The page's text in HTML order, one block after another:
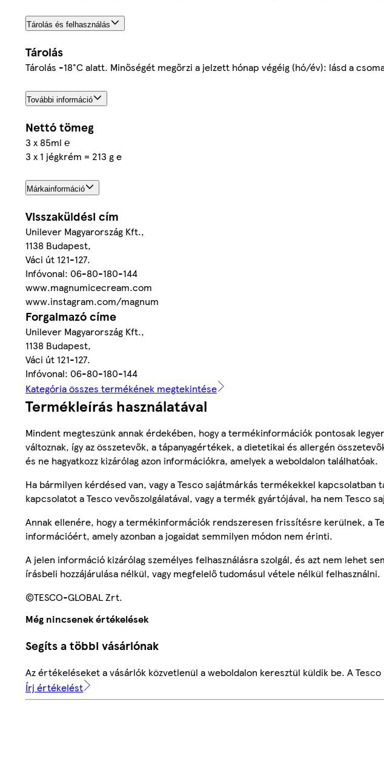
Tárolás és felhasználás
Tárolás
Tárolás -18°C alatt. Minőségét megőrzi a jelzett hónap végéig (hó/év): lásd a
További információ
Nettó tömeg
3 x 85ml ℮
3 x 1 jégkrém = 213 g e
Márkainformáció
Visszaküldési cím
Unilever Magyarország Kft.,
1138 Budapest,
Váci út 121-127.
Infóvonal: 06-80-180-144
www.magnumicecream.com
www.instagram.com/magnum
Forgalmazó címe
Unilever Magyarország Kft.,
1138 Budapest,
Váci út 121-127.
Infóvonal: 06-80-180-144
Kategória összes termékének megtekintése
Termékleírás használatával
Mindent megteszünk annak érdekében, hogy a termékinformációk pontosak
változnak, így az összetevők, a tápanyagértékek, a dietetikai és allergén
és ne hagyatkozz kizárólag azon információkra, amelyek a weboldalon találhatóak.
Ha bármilyen kérdésed van, vagy a Tesco sajátmárkás termékekkel
kapcsolatot a Tesco vevőszolgálatával, vagy a termék gyártójával, ha nem Tesco
Annak ellenére, hogy a termékinformációk rendszeresen frissítésre kerülnek, a
információért, amely azonban a jogaidat semmilyen módon nem érinti.
A jelen információ kizárólag személyes felhasználásra szolgál, és azt nem lehet
írásbeli hozzájárulása nélkül, vagy megfelelő tudomásul vétele nélkül felhasználni.
©TESCO-GLOBAL Zrt.
Még nincsenek értékelések
Segíts a többi vásárlónak
Az értékeléseket a vásárlók közvetlenül a weboldalon keresztül küldik be. A
Írj értékelést